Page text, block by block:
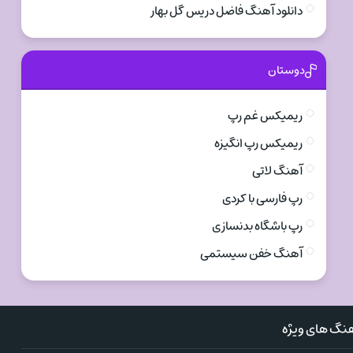
دانلود آهنگ فاضل دریس گل بهار
دوستان
ریمیکس غم رپ
ریمیکس رپ انگیزه
آهنگ لاتی
رپ فارسی با کردی
رپ باشگاه بدنسازی
آهنگ خفن سیستمی
های ویژه